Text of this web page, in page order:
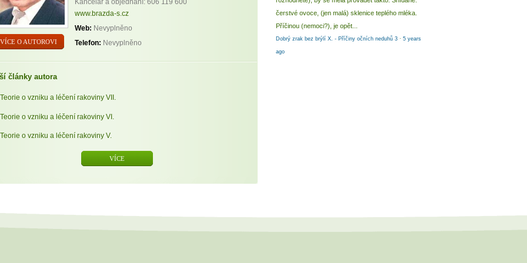
VÍCE O AUTOROVI
www.brazda-s.cz
Web: Nevyplněno
Telefon: Nevyplněno
články autora
Teorie o vzniku a léčení rakoviny VII.
Teorie o vzniku a léčení rakoviny VI.
Teorie o vzniku a léčení rakoviny V.
VÍCE
čerstvé ovoce, (jen malá) sklenice teplého mléka.
Příčinou (nemoci?), je opět...
Dobrý zrak bez brýlí X. - Příčiny očních neduhů 3 · 5 years
ago